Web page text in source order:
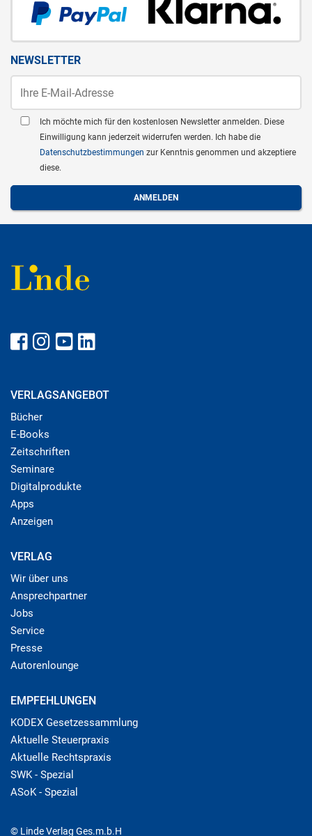
NEWSLETTER
Ich möchte mich für den kostenlosen Newsletter anmelden. Diese
Einwilligung kann jederzeit widerrufen werden. Ich habe die
Datenschutzbestimmungen zur Kenntnis genommen und akzeptiere
diese.
VERLAGSANGEBOT
Bücher
E-Books
Zeitschriften
Seminare
Digitalprodukte
Apps
Anzeigen
VERLAG
Wir über uns
Ansprechpartner
Jobs
Service
Presse
Autorenlounge
EMPFEHLUNGEN
KODEX Gesetzessammlung
Aktuelle Steuerpraxis
Aktuelle Rechtspraxis
SWK - Spezial
ASoK - Spezial
© Linde Verlag Ges.m.b.H